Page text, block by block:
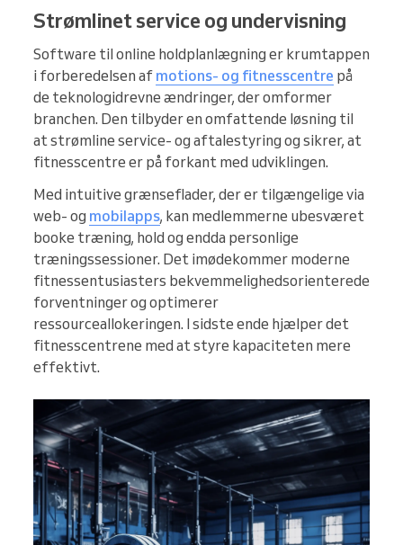
Strømlinet service og undervisning
Software til online holdplanlægning er krumtappen
i forberedelsen af motions- og fitnesscentre på
de teknologidrevne ændringer, der omformer
branchen. Den tilbyder en omfattende løsning til
at strømline service- og aftalestyring og sikrer, at
fitnesscentre er på forkant med udviklingen.
Med intuitive grænseflader, der er tilgængelige via
web- og mobilapps, kan medlemmerne ubesværet
booke træning, hold og endda personlige
træningssessioner. Det imødekommer moderne
fitnessentusiasters bekvemmelighedsorienterede
forventninger og optimerer
ressourceallokeringen. I sidste ende hjælper det
fitnesscentrene med at styre kapaciteten mere
effektivt.